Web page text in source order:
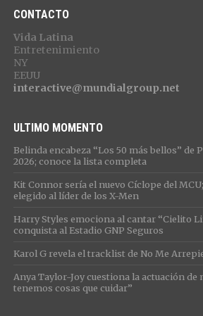
CONTACTO
Vida Latina
Entretenimiento
NY
EEUU
interactive@mundialgroup.net
ULTIMO MOMENTO
Belinda encabeza “Los 50 más bellos” de
2026; conoce la lista completa
Kit Connor sería el nuevo Cíclope del
elegido al líder de los X-Men
Harry Styles emociona al cantar “Cielito
conquista al Estadio GNP Seguros
Karol G revela el tracklist de No Me
Anya Taylor-Joy cuestiona la actuación de
tenemos cosas que cuidar”